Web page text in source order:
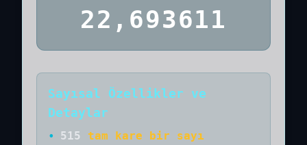
22,693611
Sayısal Özellikler ve
Detaylar
• 515
tam kare bir sayı